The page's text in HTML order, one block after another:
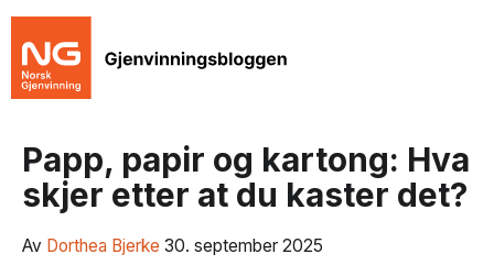
Papp, papir og kartong: Hva
skjer etter at du kaster det?
Av Dorthea Bjerke 30. september 2025